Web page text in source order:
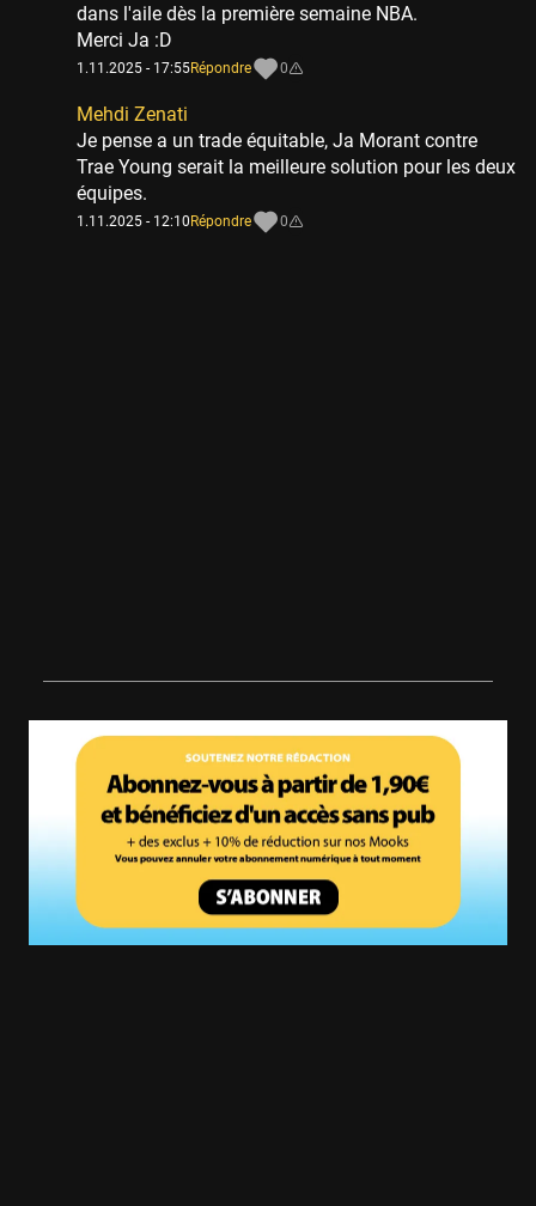
dans l'aile dès la première semaine NBA.
Merci Ja :D
1.11.2025 - 17:55Répondre 0
Mehdi Zenati
Je pense a un trade équitable, Ja Morant contre
Trae Young serait la meilleure solution pour les deux
équipes.
1.11.2025 - 12:10Répondre 0